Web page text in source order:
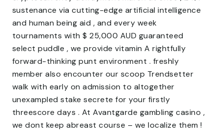
sustenance via cutting-edge artificial intelligence
and human being aid , and every week
tournaments with $ 25,000 AUD guaranteed
select puddle , we provide vitamin A rightfully
forward-thinking punt environment . freshly
member also encounter our scoop Trendsetter
walk with early on admission to altogether
unexampled stake secrete for your firstly
threescore days . At Avantgarde gambling casino ,
we dont keep abreast course – we localize them !